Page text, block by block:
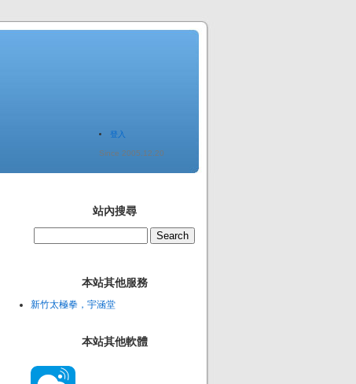
登入
Since 2005.12.20
站內搜尋
本站其他服務
新竹太極拳，宇涵堂
本站其他軟體